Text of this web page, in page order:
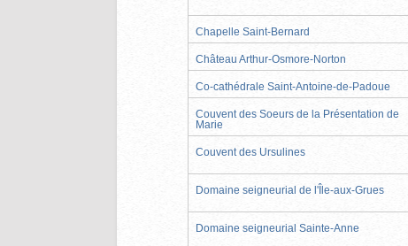
Chapelle Saint-Bernard
Château Arthur-Osmore-Norton
Co-cathédrale Saint-Antoine-de-Padoue
Couvent des Soeurs de la Présentation de
Marie
Couvent des Ursulines
Domaine seigneurial de l'Île-aux-Grues
Domaine seigneurial Sainte-Anne